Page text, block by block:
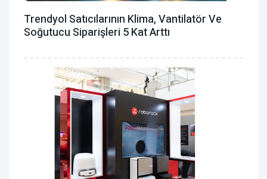
Trendyol Satıcılarının Klima, Vantilatör ‎ve
Soğutucu Siparişleri 5 Kat Arttı